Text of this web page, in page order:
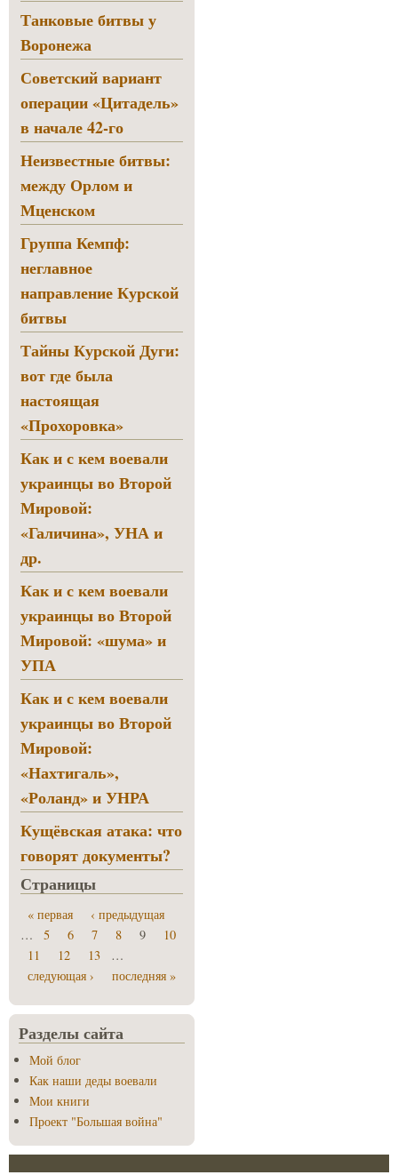
Танковые битвы у
Воронежа
Советский вариант
операции «Цитадель»
в начале 42-го
Неизвестные битвы:
между Орлом и
Мценском
Группа Кемпф:
неглавное
направление Курской
битвы
Тайны Курской Дуги:
вот где была
настоящая
«Прохоровка»
Как и с кем воевали
украинцы во Второй
Мировой:
«Галичина», УНА и
др.
Как и с кем воевали
украинцы во Второй
Мировой: «шума» и
УПА
Как и с кем воевали
украинцы во Второй
Мировой:
«Нахтигаль»,
«Роланд» и УНРА
Кущёвская атака: что
говорят документы?
Страницы
« первая
‹ предыдущая
…
5 6 7 8 9
10
11
12 13
…
следующая ›
последняя »
Разделы сайта
Мой блог
Как наши деды воевали
Мои книги
Проект "Большая война"